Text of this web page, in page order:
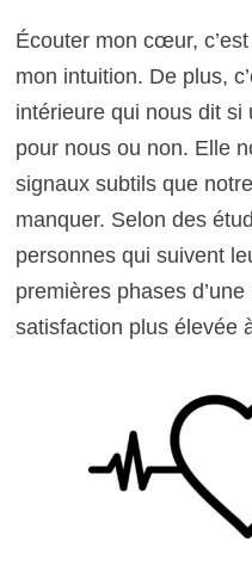
Écouter mon cœur,
mon intuition. De plus,
intérieure qui nous dit
pour nous ou non. Elle
signaux subtils que
manquer. Selon des
personnes qui suivent
premières phases
satisfaction plus élevée